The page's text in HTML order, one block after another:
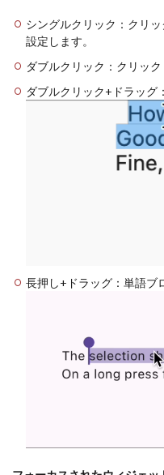
シングルクリック：クリ
設定します。
ダブルクリック：クリッ
ダブルクリック+ドラッグ
長押し+ドラッグ：単語ブ